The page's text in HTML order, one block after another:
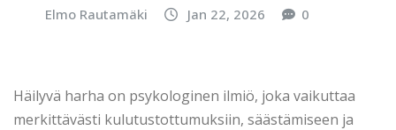
Elmo Rautamäki Jan 22, 2026 0
Häilyvä harha on psykologinen ilmiö, joka vaikuttaa
merkittävästi kulutustottumuksiin, säästämiseen ja